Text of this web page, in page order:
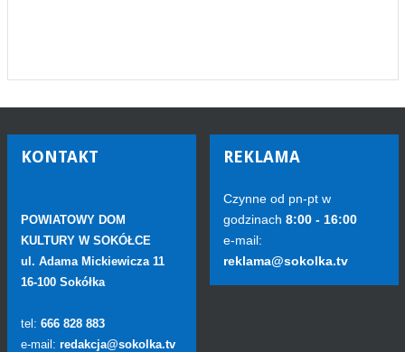
KONTAKT
POWIATOWY DOM
KULTURY W SOKÓŁCE
ul. Adama Mickiewicza 11
16-100 Sokółka
tel: 666 828 883
e-mail: redakcja@sokolka.tv
REKLAMA
Czynne od pn-pt w
godzinach 8:00 - 16:00
e-mail:
reklama@sokolka.tv